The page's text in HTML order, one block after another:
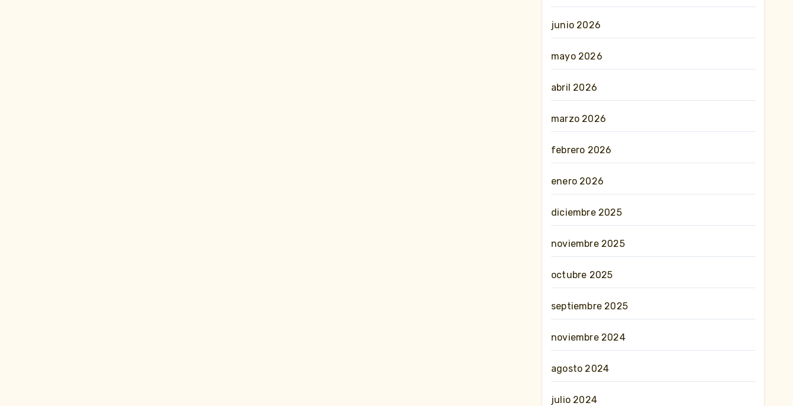
junio 2026
mayo 2026
abril 2026
marzo 2026
febrero 2026
enero 2026
diciembre 2025
noviembre 2025
octubre 2025
septiembre 2025
noviembre 2024
agosto 2024
julio 2024